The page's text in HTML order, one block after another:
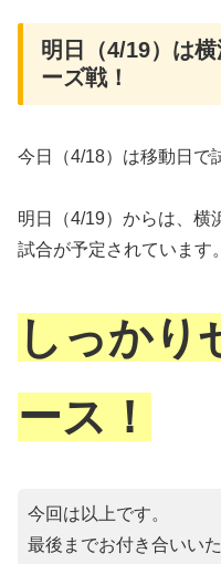
明日（4/19）は
ーズ戦！
今日（4/18）は移動日で
明日（4/19）からは、横
試合が予定されています。
しっかり
ース！
今回は以上です。
最後までお付き合いい